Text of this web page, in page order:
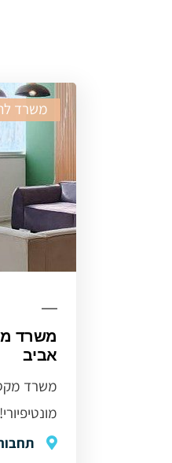
משרד
משרד
אביב
משרד
מונטיפיורי!